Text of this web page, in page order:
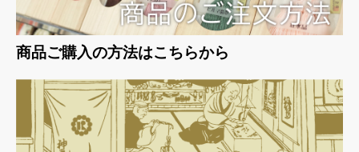
お買い物を続ける カートへ進む
商品ご購入の方法はこちらから